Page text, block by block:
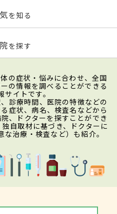
を知る
を探す
の症状・悩みに合わせ、全国
の情報を調べることができる
イトです。
診療時間、医院の特徴などの
症状、病名、検査名などから
、ドクターを探すことができ
自取材に基づき、ドクターに
治療・検査など）も紹介。